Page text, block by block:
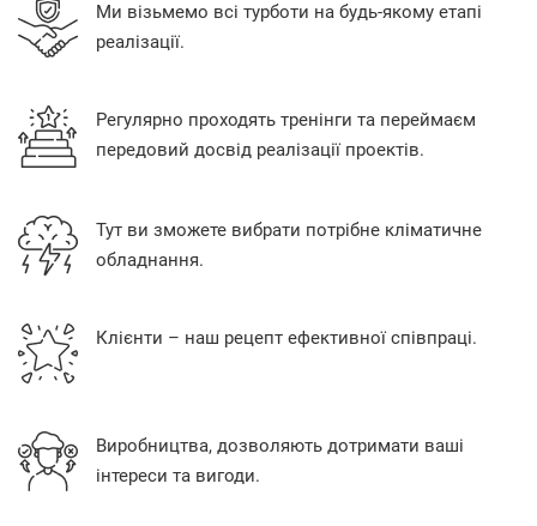
Ми візьмемо всі турботи на будь-якому етапі
реалізації.
Регулярно проходять тренінги та переймаєм
передовий досвід реалізації проектів.
Тут ви зможете вибрати потрібне кліматичне
обладнання.
Клієнти – наш рецепт ефективної співпраці.
Виробництва, дозволяють дотримати ваші
інтереси та вигоди.